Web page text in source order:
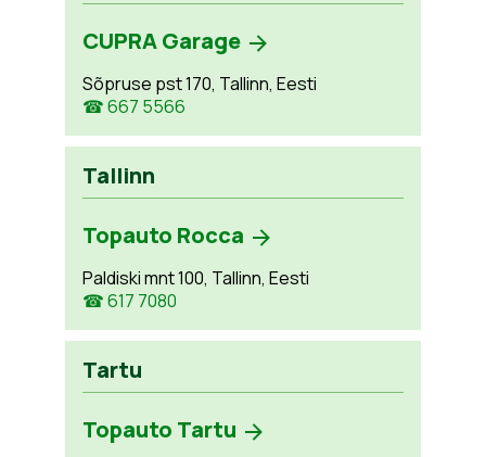
CUPRA Garage
Sõpruse pst 170, Tallinn, Eesti
☎ 667 5566
Tallinn
Topauto Rocca
Paldiski mnt 100, Tallinn, Eesti
☎ 617 7080
Tartu
Topauto Tartu